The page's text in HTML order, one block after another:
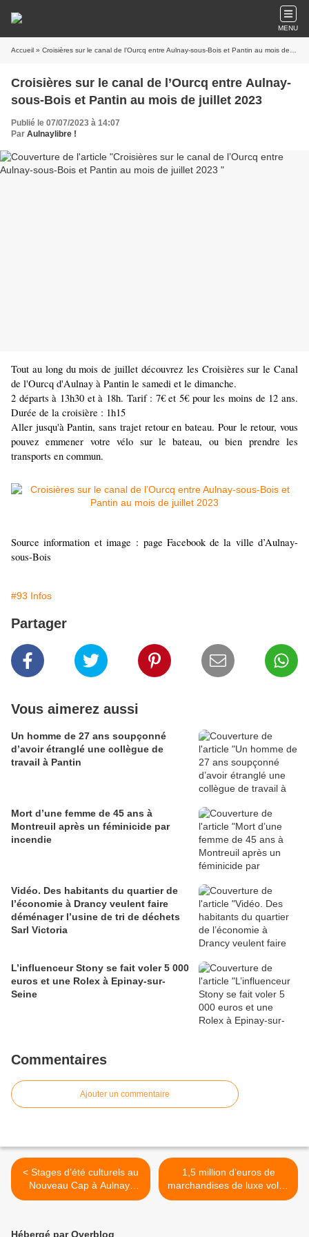
MENU
Accueil » Croisières sur le canal de l’Ourcq entre Aulnay-sous-Bois et Pantin au mois de juillet 2023
Croisières sur le canal de l’Ourcq entre Aulnay-
sous-Bois et Pantin au mois de juillet 2023
Publié le 07/07/2023 à 14:07
Par Aulnaylibre !
Tout au long du mois de juillet découvrez les Croisières sur le Canal
de l'Ourcq d'Aulnay à Pantin le samedi et le dimanche.
2 départs à 13h30 et à 18h. Tarif : 7€ et 5€ pour les moins de 12 ans.
Durée de la croisière : 1h15
Aller jusqu'à Pantin, sans trajet retour en bateau. Pour le retour, vous
pouvez emmener votre vélo sur le bateau, ou bien prendre les
transports en commun.
Source information et image : page Facebook de la ville d’Aulnay-
sous-Bois
#93 Infos
Partager
Vous aimerez aussi
Un homme de 27 ans soupçonné
d’avoir étranglé une collègue de
travail à Pantin
Mort d’une femme de 45 ans à
Montreuil après un féminicide par
incendie
Vidéo. Des habitants du quartier de
l’économie à Drancy veulent faire
déménager l’usine de tri de déchets
Sarl Victoria
L’influenceur Stony se fait voler 5 000
euros et une Rolex à Epinay-sur-
Seine
Commentaires
Ajouter un commentaire
< Stages d’été culturels au
Nouveau Cap à Aulnay-
sous-Bois
1,5 million d’euros de
marchandises de luxe volés
après un braquage à
Hébergé par Overblog